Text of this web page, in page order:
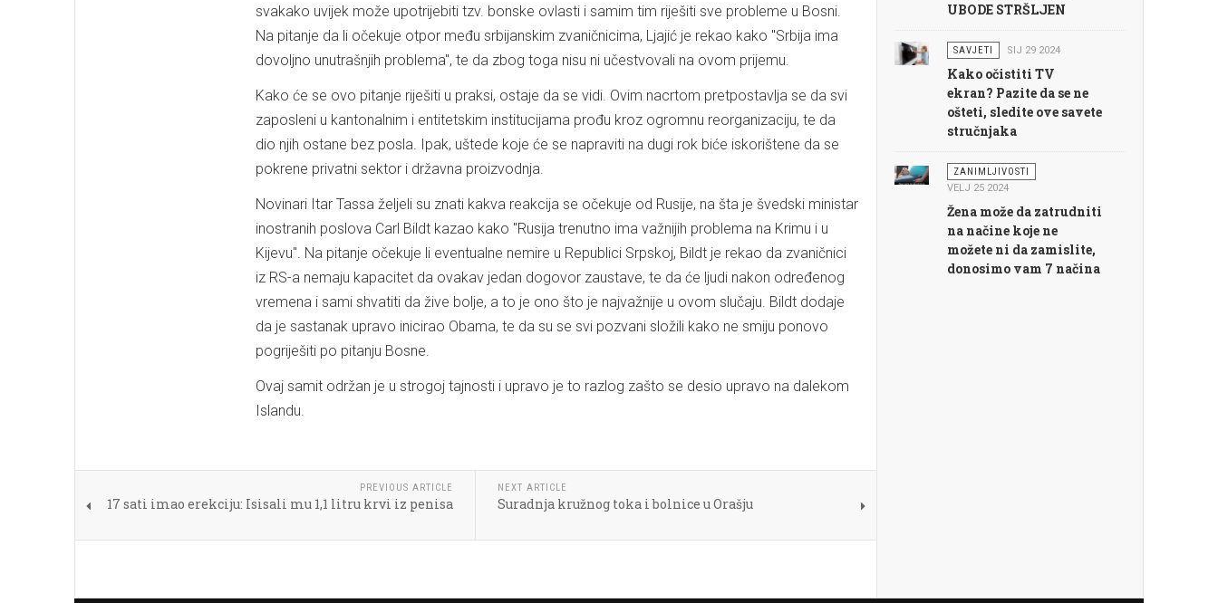
svakako uvijek može upotrijebiti tzv. bonske ovlasti i samim tim riješiti sve probleme u Bosni.
Na pitanje da li očekuje otpor među srbijanskim zvaničnicima, Ljajić je rekao kako "Srbija ima
dovoljno unutrašnjih problema", te da zbog toga nisu ni učestvovali na ovom prijemu.
Kako će se ovo pitanje riješiti u praksi, ostaje da se vidi. Ovim nacrtom pretpostavlja se da svi
zaposleni u kantonalnim i entitetskim institucijama prođu kroz ogromnu reorganizaciju, te da
dio njih ostane bez posla. Ipak, uštede koje će se napraviti na dugi rok biće iskorištene da se
pokrene privatni sektor i državna proizvodnja.
Novinari Itar Tassa željeli su znati kakva reakcija se očekuje od Rusije, na šta je švedski ministar
inostranih poslova Carl Bildt kazao kako "Rusija trenutno ima važnijih problema na Krimu i u
Kijevu". Na pitanje očekuje li eventualne nemire u Republici Srpskoj, Bildt je rekao da zvaničnici
iz RS-a nemaju kapacitet da ovakav jedan dogovor zaustave, te da će ljudi nakon određenog
vremena i sami shvatiti da žive bolje, a to je ono što je najvažnije u ovom slučaju. Bildt dodaje
da je sastanak upravo inicirao Obama, te da su se svi pozvani složili kako ne smiju ponovo
pogriješiti po pitanju Bosne.
Ovaj samit održan je u strogoj tajnosti i upravo je to razlog zašto se desio upravo na dalekom
Islandu.
PREVIOUS ARTICLE
17 sati imao erekciju: Isisali mu 1,1 litru krvi iz penisa
NEXT ARTICLE
Suradnja kružnog toka i bolnice u Orašju
UBODE STRŠLJEN
SAVJETI SIJ 29 2024
Kako očistiti TV
ekran? Pazite da se ne
ošteti, sledite ove savete
stručnjaka
ZANIMLJIVOSTI
VELJ 25 2024
Žena može da zatrudniti
na načine koje ne
možete ni da zamislite,
donosimo vam 7 načina